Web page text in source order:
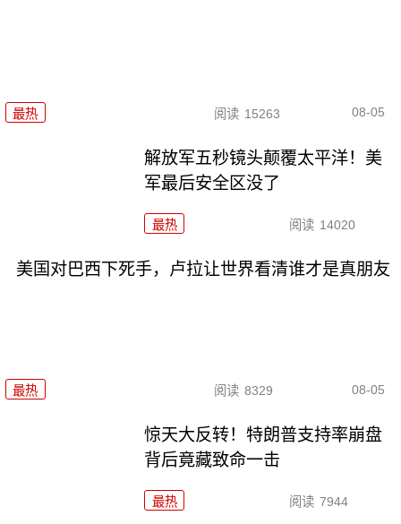
最热 阅读 15263 08-05
解放军五秒镜头颠覆太平洋！美
军最后安全区没了
最热 阅读 14020
美国对巴西下死手，卢拉让世界看清谁才是真朋友
最热 阅读 8329 08-05
惊天大反转！特朗普支持率崩盘
背后竟藏致命一击
最热 阅读 7944